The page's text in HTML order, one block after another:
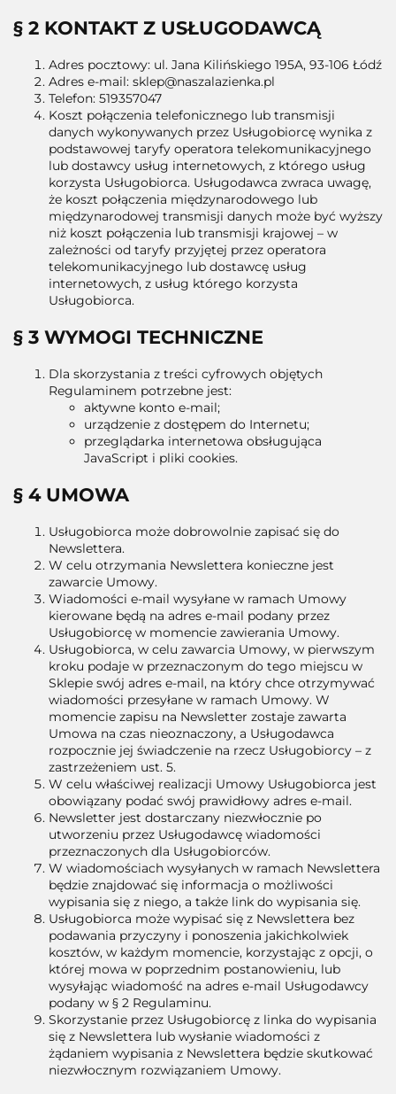
§ 2 KONTAKT Z USŁUGODAWCĄ
Adres pocztowy: ul. Jana Kilińskiego 195A, 93-106 Łódź
Adres e-mail: sklep@naszalazienka.pl
Telefon: 519357047
Koszt połączenia telefonicznego lub transmisji
danych wykonywanych przez Usługobiorcę wynika z
podstawowej taryfy operatora telekomunikacyjnego
lub dostawcy usług internetowych, z którego usług
korzysta Usługobiorca. Usługodawca zwraca uwagę,
że koszt połączenia międzynarodowego lub
międzynarodowej transmisji danych może być wyższy
niż koszt połączenia lub transmisji krajowej – w
zależności od taryfy przyjętej przez operatora
telekomunikacyjnego lub dostawcę usług
internetowych, z usług którego korzysta
Usługobiorca.
§ 3 WYMOGI TECHNICZNE
Dla skorzystania z treści cyfrowych objętych
Regulaminem potrzebne jest:
aktywne konto e-mail;
urządzenie z dostępem do Internetu;
przeglądarka internetowa obsługująca
JavaScript i pliki cookies.
§ 4 UMOWA
Usługobiorca może dobrowolnie zapisać się do
Newslettera.
W celu otrzymania Newslettera konieczne jest
zawarcie Umowy.
Wiadomości e-mail wysyłane w ramach Umowy
kierowane będą na adres e-mail podany przez
Usługobiorcę w momencie zawierania Umowy.
Usługobiorca, w celu zawarcia Umowy, w pierwszym
kroku podaje w przeznaczonym do tego miejscu w
Sklepie swój adres e-mail, na który chce otrzymywać
wiadomości przesyłane w ramach Umowy. W
momencie zapisu na Newsletter zostaje zawarta
Umowa na czas nieoznaczony, a Usługodawca
rozpocznie jej świadczenie na rzecz Usługobiorcy – z
zastrzeżeniem ust. 5.
W celu właściwej realizacji Umowy Usługobiorca jest
obowiązany podać swój prawidłowy adres e-mail.
Newsletter jest dostarczany niezwłocznie po
utworzeniu przez Usługodawcę wiadomości
przeznaczonych dla Usługobiorców.
W wiadomościach wysyłanych w ramach Newslettera
będzie znajdować się informacja o możliwości
wypisania się z niego, a także link do wypisania się.
Usługobiorca może wypisać się z Newslettera bez
podawania przyczyny i ponoszenia jakichkolwiek
kosztów, w każdym momencie, korzystając z opcji, o
której mowa w poprzednim postanowieniu, lub
wysyłając wiadomość na adres e-mail Usługodawcy
podany w § 2 Regulaminu.
Skorzystanie przez Usługobiorcę z linka do wypisania
się z Newslettera lub wysłanie wiadomości z
żądaniem wypisania z Newslettera będzie skutkować
niezwłocznym rozwiązaniem Umowy.